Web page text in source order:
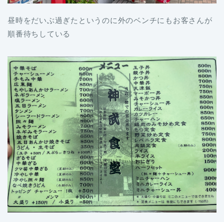
昼時をだいぶ過ぎたというのに外のベンチにもお客さんが
順番待ちしている